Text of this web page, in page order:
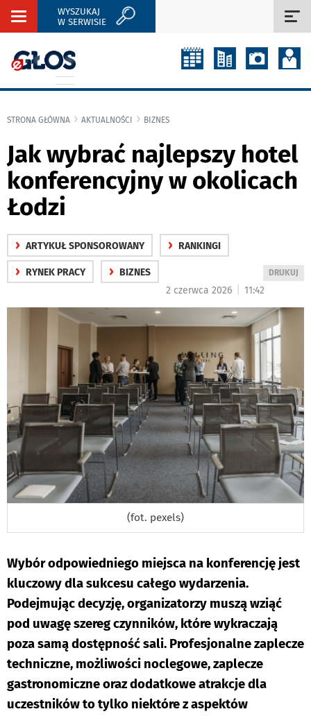
Rozwiń
WYSZUKAJ
W SERWISIE
STRONA GŁÓWNA AKTUALNOŚCI BIZNES
Jak wybrać najlepszy hotel
konferencyjny w okolicach
Łodzi
› ARTYKUŁ SPONSOROWANY › RANKINGI
› RYNEK PRACY › BIZNES
WYDRUKUJ
DRUKUJ
2 czerwca 2026 11:42
(fot. pexels)
Wybór odpowiedniego miejsca na konferencję jest
kluczowy dla sukcesu całego wydarzenia.
Podejmując decyzję, organizatorzy muszą wziąć
pod uwagę szereg czynników, które wykraczają
poza samą dostępność sali. Profesjonalne zaplecze
techniczne, możliwości noclegowe, zaplecze
gastronomiczne oraz dodatkowe atrakcje dla
uczestników to tylko niektóre z aspektów